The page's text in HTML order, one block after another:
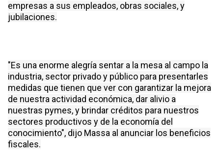
empresas a sus empleados, obras sociales, y
jubilaciones.
"Es una enorme alegría sentar a la mesa al campo la
industria, sector privado y público para presentarles
medidas que tienen que ver con garantizar la mejora
de nuestra actividad económica, dar alivio a
nuestras pymes, y brindar créditos para nuestros
sectores productivos y de la economía del
conocimiento", dijo Massa al anunciar los beneficios
fiscales.